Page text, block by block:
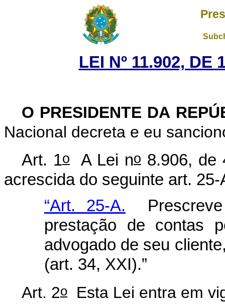
LEI Nº 11.902, DE
O PRESIDENTE DA
Nacional decreta e eu
Art. 1o A Lei no 8.906, de
acrescida do seguinte art. 25-
“Art. 25-A.
prestação de contas
advogado de seu
(art. 34, XXI).”
Art. 2o Esta Lei entra em